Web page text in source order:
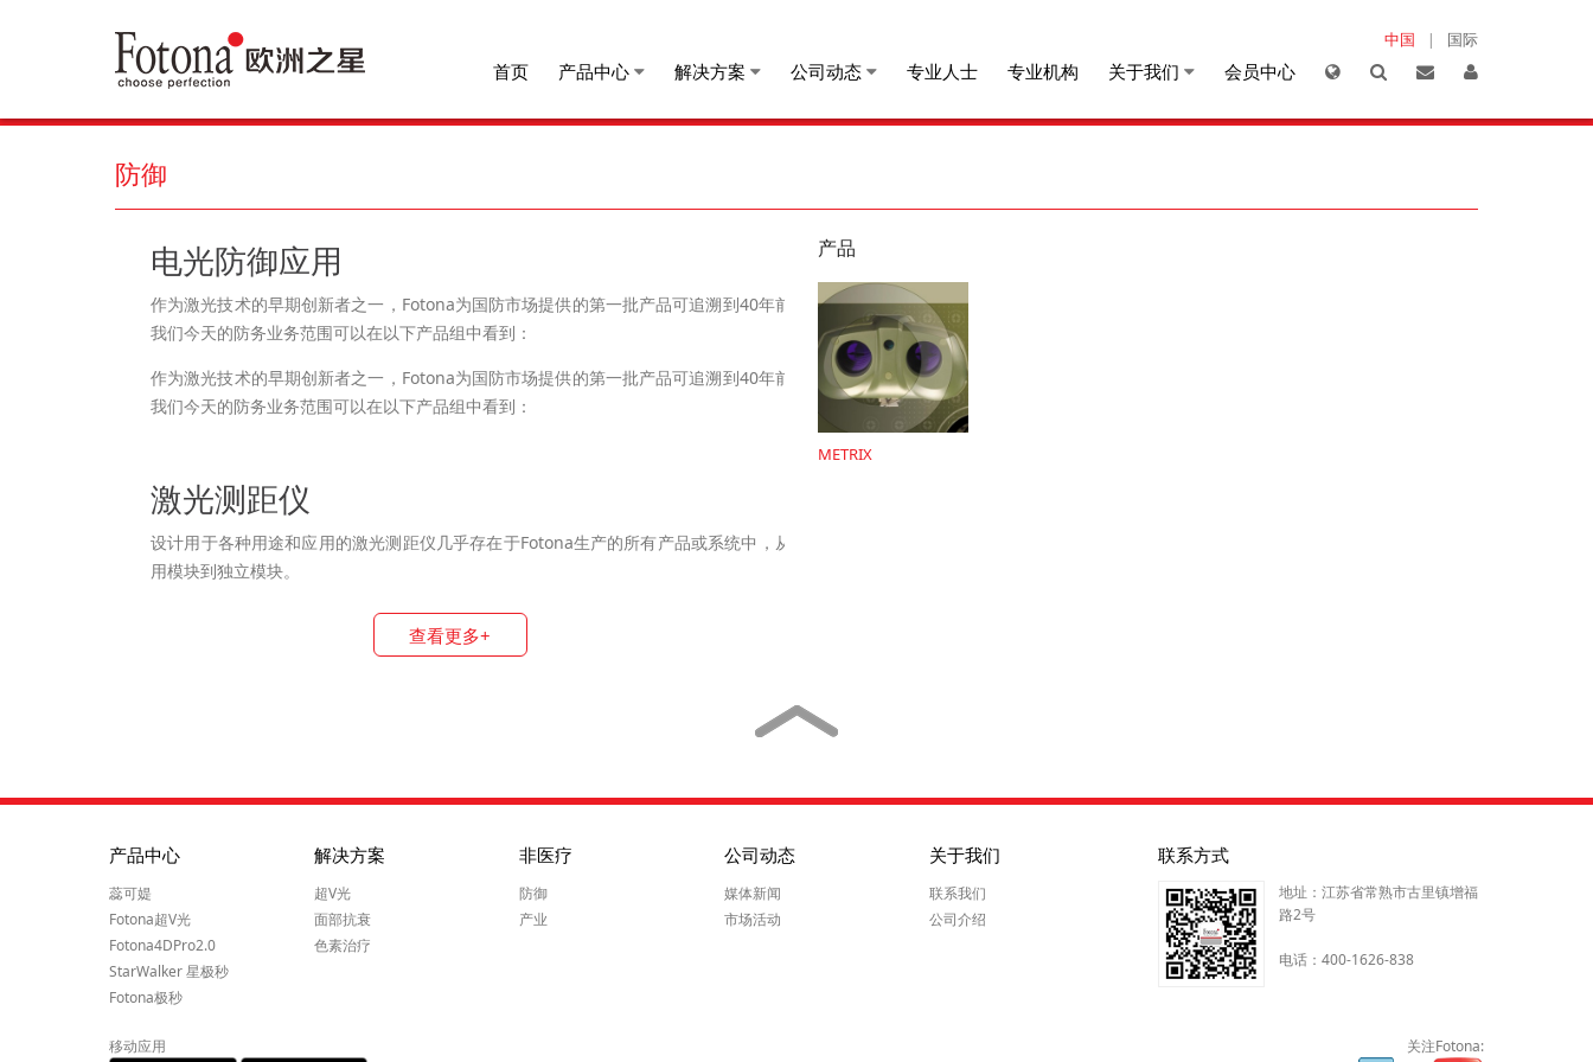
中国 | 国际
首页 产品中心 解决方案 公司动态 专业人士 专业机构 关于我们 会员中心
防御
电光防御应用
作为激光技术的早期创新者之一，Fotona为国防市场提供的第一批产品可追溯到40年前。
我们今天的防务业务范围可以在以下产品组中看到：
作为激光技术的早期创新者之一，Fotona为国防市场提供的第一批产品可追溯到40年前。
我们今天的防务业务范围可以在以下产品组中看到：
激光测距仪
设计用于各种用途和应用的激光测距仪几乎存在于Fotona生产的所有产品或系统中，从通
用模块到独立模块。
查看更多+
产品
METRIX
产品中心
蕊可媞
Fotona超V光
Fotona4DPro2.0
StarWalker 星极秒
Fotona极秒
解决方案
超V光
面部抗衰
色素治疗
非医疗
防御
产业
公司动态
媒体新闻
市场活动
关于我们
联系我们
公司介绍
联系方式
地址：江苏省常熟市古里镇增福
路2号
电话：400-1626-838
移动应用 关注Fotona: